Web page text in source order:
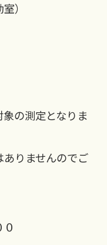
）
の測定となりま
りませんのでご